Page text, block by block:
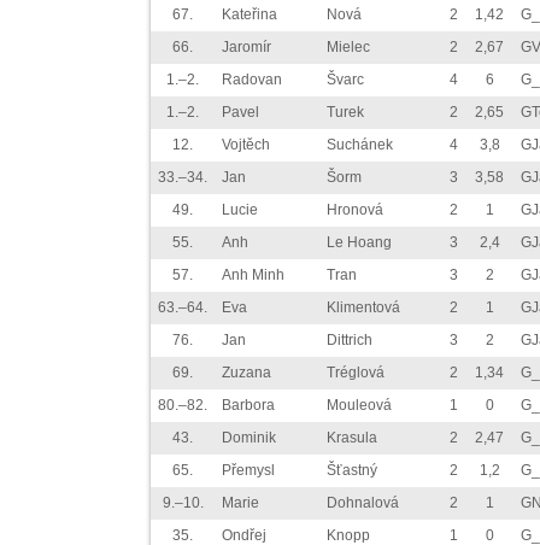
67.
Kateřina Nová 2 1,42
66.
Jaromír Mielec 2 2,67
1.–2.
Radovan Švarc 4 6
1.–2.
Pavel Turek 2 2,65
12.
Vojtěch Suchánek 4 3,8
33.–34.
Jan Šorm 3 3,58
49.
Lucie Hronová 2 1
55.
Anh Le Hoang 3 2,4
57.
Anh Minh Tran 3 2
63.–64.
Eva Klimentová 2 1
76.
Jan Dittrich 3 2
69.
Zuzana Tréglová 2 1,34
80.–82.
Barbora Mouleová 1 0
43.
Dominik Krasula 2 2,47
65.
Přemysl Šťastný 2 1,2
9.–10.
Marie Dohnalová 2 1
35.
Ondřej Knopp 1 0